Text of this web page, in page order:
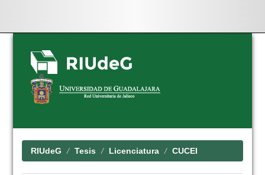
Skip
navigation
RIUdeG Tesis Licenciatura CUCEI